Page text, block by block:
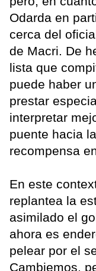
Odarda en
cerca del
de Macri. De
lista que
puede haber
prestar
interpretar
puente hacia
recompensa
En este
replantea la
asimilado el
ahora es
pelear por el
Cambiemos,